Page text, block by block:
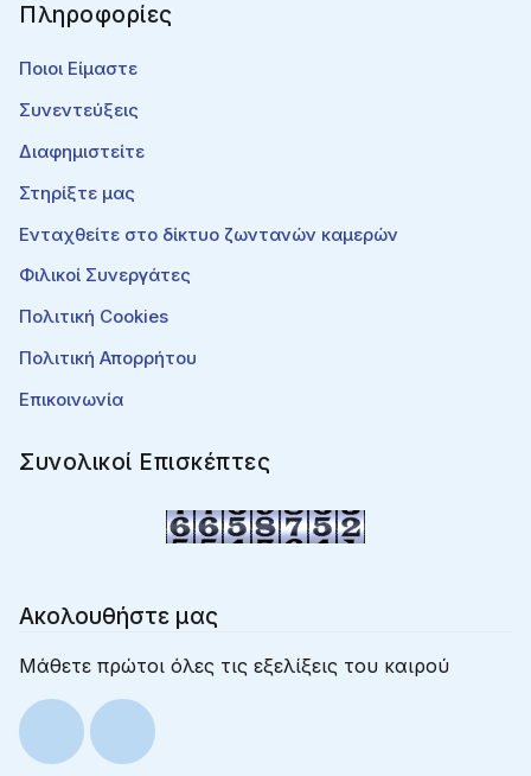
Πληροφορίες
Ποιοι Είμαστε
Συνεντεύξεις
Διαφημιστείτε
Στηρίξτε μας
Ενταχθείτε στο δίκτυο ζωντανών καμερών
Φιλικοί Συνεργάτες
Πολιτική Cookies
Πολιτική Απορρήτου
Επικοινωνία
Συνολικοί Επισκέπτες
Ακολουθήστε μας
Μάθετε πρώτοι όλες τις εξελίξεις του καιρού